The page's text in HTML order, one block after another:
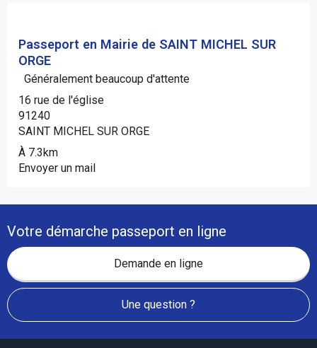
Passeport en Mairie de SAINT MICHEL SUR
ORGE
Généralement beaucoup d'attente
16 rue de l'église
91240
SAINT MICHEL SUR ORGE
À 7.3km
Envoyer un mail
Votre démarche passeport en ligne
Demande en ligne
Une question ?